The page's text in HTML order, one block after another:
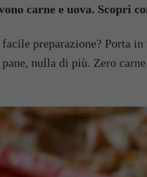
carne e uova. Scopri
facile preparazione? Porta
nulla di più. Zero